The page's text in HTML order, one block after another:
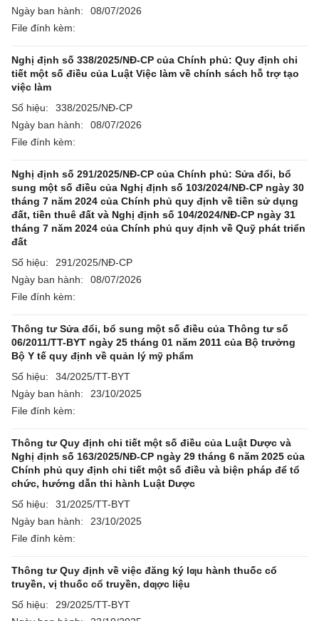
Ngày ban hành:
08/07/2026
File đính kèm:
Nghị định số 338/2025/NĐ-CP của Chính phủ: Quy định chi
tiết một số điều của Luật Việc làm về chính sách hỗ trợ tạo
việc làm
Số hiệu:
338/2025/NĐ-CP
Ngày ban hành:
08/07/2026
File đính kèm:
Nghị định số 291/2025/NĐ-CP của Chính phủ: Sửa đổi, bổ
sung một số điều của Nghị định số 103/2024/NĐ-CP ngày 30
tháng 7 năm 2024 của Chính phủ quy định về tiền sử dụng
đất, tiền thuê đất và Nghị định số 104/2024/NĐ-CP ngày 31
tháng 7 năm 2024 của Chính phủ quy định về Quỹ phát triển
đất
Số hiệu:
291/2025/NĐ-CP
Ngày ban hành:
08/07/2026
File đính kèm:
Thông tư Sửa đổi, bổ sung một số điều của Thông tư số
06/2011/TT-BYT ngày 25 tháng 01 năm 2011 của Bộ trưởng
Bộ Y tế quy định về quản lý mỹ phẩm
Số hiệu:
34/2025/TT-BYT
Ngày ban hành:
23/10/2025
File đính kèm:
Thông tư Quy định chi tiết một số điều của Luật Dược và
Nghị định số 163/2025/NĐ-CP ngày 29 tháng 6 năm 2025 của
Chính phủ quy định chi tiết một số điều và biện pháp để tổ
chức, hướng dẫn thi hành Luật Dược
Số hiệu:
31/2025/TT-BYT
Ngày ban hành:
23/10/2025
File đính kèm:
Thông tư Quy định về việc đăng ký lƣu hành thuốc cổ
truyền, vị thuốc cổ truyền, dƣợc liệu
Số hiệu:
29/2025/TT-BYT